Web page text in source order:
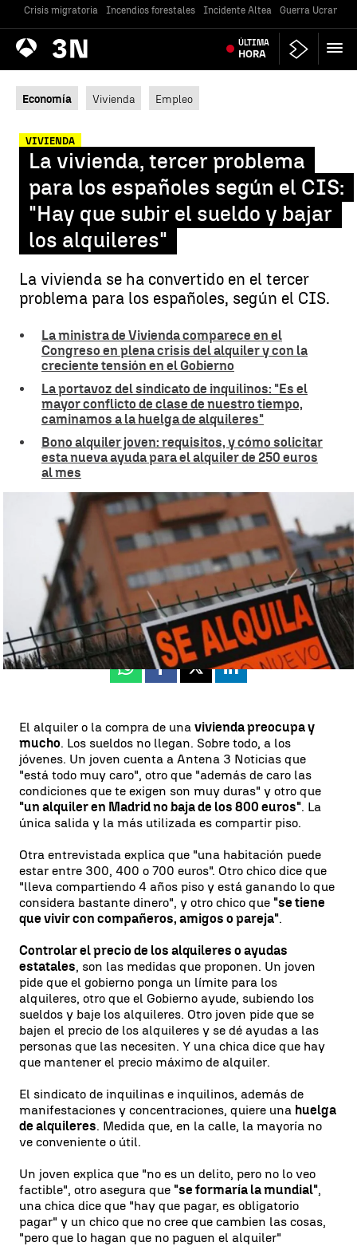
Crisis migratoria Incendios forestales Incidente Altea Guerra Ucrania
Antena
3 Noticias ÚLTIMA
HORA
Economía Vivienda Empleo
VIVIENDA
La vivienda, tercer problema
para los españoles según el CIS:
"Hay que subir el sueldo y bajar
los alquileres"
La vivienda se ha convertido en el tercer
problema para los españoles, según el CIS.
La ministra de Vivienda comparece en el
Congreso en plena crisis del alquiler y con la
creciente tensión en el Gobierno
La portavoz del sindicato de inquilinos: "Es el
mayor conflicto de clase de nuestro tiempo,
caminamos a la huelga de alquileres"
Bono alquiler joven: requisitos, y cómo solicitar
esta nueva ayuda para el alquiler de 250 euros
al mes
Alquileres disparados |
Ángel Pinto
Publicado:23 de octubre de 2024, 07:10
WhatsappFacebook
X Linkedin
El alquiler o la compra de una vivienda preocupa y
mucho. Los sueldos no llegan. Sobre todo, a los
jóvenes. Un joven cuenta a Antena 3 Noticias que
"está todo muy caro", otro que "además de caro las
condiciones que te exigen son muy duras" y otro que
"un alquiler en Madrid no baja de los 800 euros". La
única salida y la más utilizada es compartir piso.
Otra entrevistada explica que "una habitación puede
estar entre 300, 400 o 700 euros". Otro chico dice que
"lleva compartiendo 4 años piso y está ganando lo que
considera bastante dinero", y otro chico que "se tiene
que vivir con compañeros, amigos o pareja".
Controlar el precio de los alquileres o ayudas
estatales, son las medidas que proponen. Un joven
pide que el gobierno ponga un límite para los
alquileres, otro que el Gobierno ayude, subiendo los
sueldos y baje los alquileres. Otro joven pide que se
bajen el precio de los alquileres y se dé ayudas a las
personas que las necesiten. Y una chica dice que hay
que mantener el precio máximo de alquiler.
El sindicato de inquilinas e inquilinos, además de
manifestaciones y concentraciones, quiere una huelga
de alquileres. Medida que, en la calle, la mayoría no
ve conveniente o útil.
Un joven explica que "no es un delito, pero no lo veo
factible", otro asegura que "se formaría la mundial",
una chica dice que "hay que pagar, es obligatorio
pagar" y un chico que no cree que cambien las cosas,
"pero que lo hagan que no paguen el alquiler"